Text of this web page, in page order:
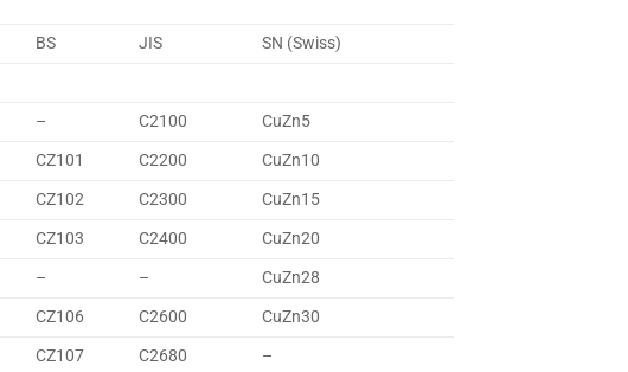
BS JIS
SN (Swiss)
– C2100
CuZn5
CZ101 C2200
CuZn10
CZ102 C2300
CuZn15
CZ103 C2400
CuZn20
– –
CuZn28
CZ106 C2600
CuZn30
CZ107 C2680
–